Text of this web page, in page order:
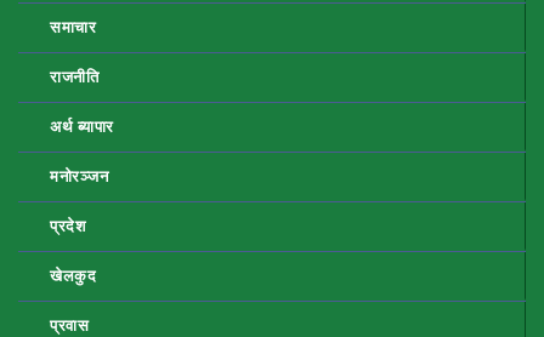
समाचार
राजनीति
अर्थ ब्यापार
मनोरञ्जन
प्रदेश
खेलकुद
प्रवास